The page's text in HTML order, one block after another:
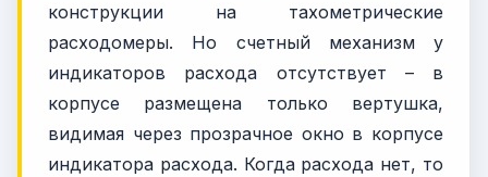
конструкции на тахометрические
расходомеры. Но счетный механизм у
индикаторов расхода отсутствует – в
корпусе размещена только вертушка,
видимая через прозрачное окно в корпусе
индикатора расхода. Когда расхода нет, то